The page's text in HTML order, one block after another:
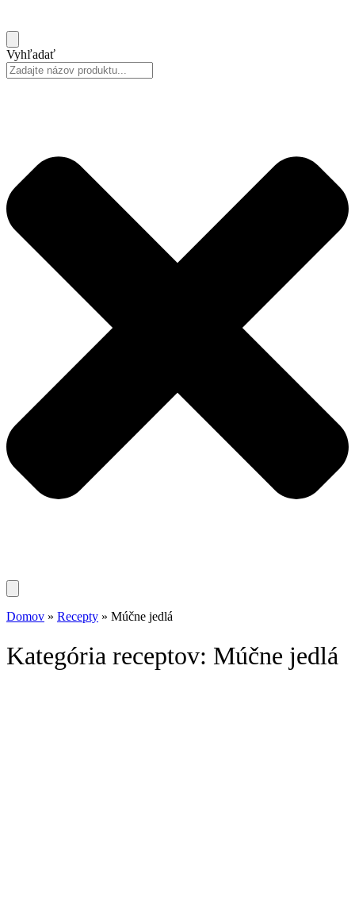
Vyhľadať
Domov » Recepty » Múčne jedlá
Kategória receptov: Múčne jedlá